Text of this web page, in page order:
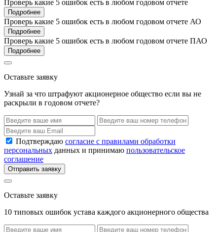
Проверь какие 5 ошибок есть в любом годовом отчете
Подробнее
Проверь какие 5 ошибок есть в любом годовом отчете АО
Подробнее
Проверь какие 5 ошибок есть в любом годовом отчете ПАО
Подробнее
Оставьте заявку
Узнай за что штрафуют акционерное общество если вы не
раскрыли в годовом отчете?
Подтверждаю согласие с правилами обработки
персональных данных и принимаю пользовательское
соглашение
Отправить заявку
Оставьте заявку
10 типовых ошибок устава каждого акционерного общества